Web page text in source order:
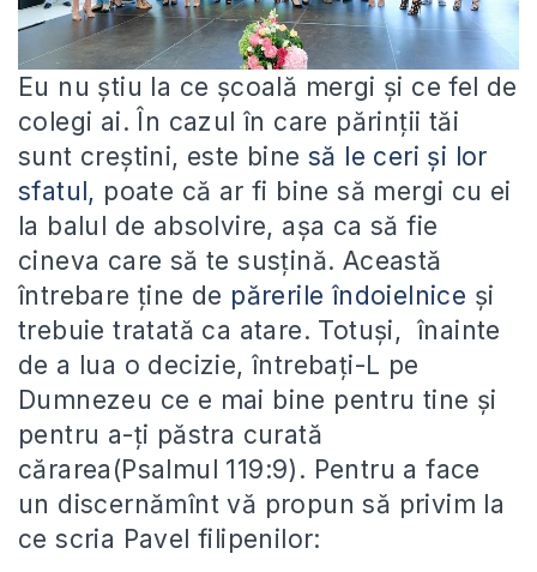
Eu nu știu la ce școală mergi și ce fel de
colegi ai. În cazul în care părinții tăi
sunt creștini, este binesă le ceri și lor
sfatul, poate că ar fi bine să mergi cu ei
la balul de absolvire, așa ca să fie
cineva care să te susțină. Această
întrebare ține de părerile îndoielnice și
trebuie tratată ca atare. Totuși, înainte
de a lua o decizie, întrebați-L pe
Dumnezeu ce e mai bine pentru tine și
pentru a-ți păstra curată
cărarea(Psalmul 119:9). Pentru a face
un discernămînt vă propun să privim la
ce scria Pavel filipenilor: